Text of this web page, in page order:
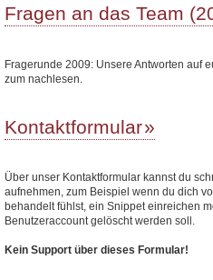
Fragen an das Team
Fragerunde 2009: Unsere Antworten auf
zum nachlesen.
Kontaktformular
Über unser Kontaktformular kannst du
aufnehmen, zum Beispiel wenn du dich
behandelt fühlst, ein Snippet einreichen
Benutzeraccount gelöscht werden soll.
Kein Support über dieses Formular!